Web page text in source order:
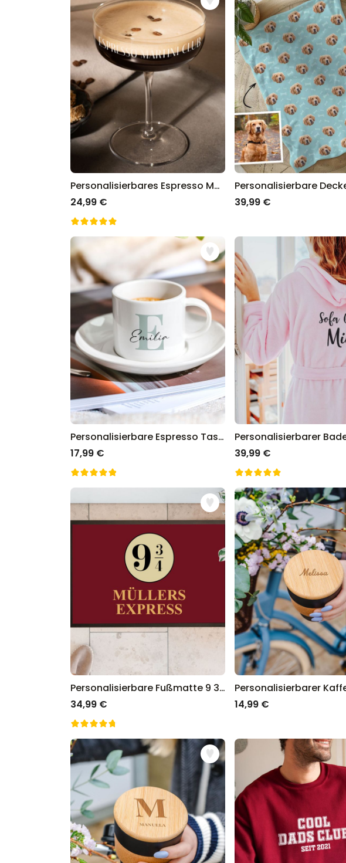
Personalisierbares Espresso Martini Glas
24,99 €
39,99 €
Personalisierbare Espresso Tasse mit Monogramm
17,99 €
39,99 €
Personalisierbare Fußmatte 9 3/4
34,99 €
14,99 €